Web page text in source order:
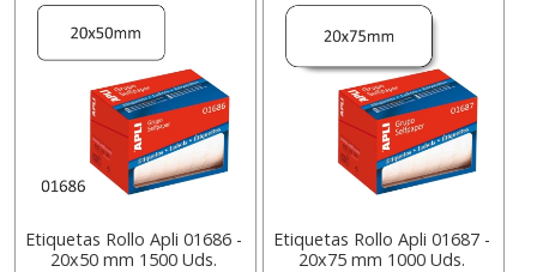
Etiquetas Rollo Apli 01686 -
20x50 mm 1500 Uds.
Etiquetas Rollo Apli 01687 -
20x75 mm 1000 Uds.